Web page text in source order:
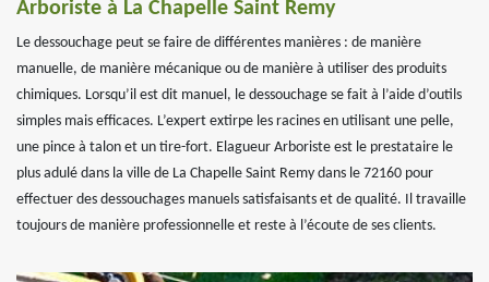
Arboriste à La Chapelle Saint Remy
Le dessouchage peut se faire de différentes manières : de manière
manuelle, de manière mécanique ou de manière à utiliser des produits
chimiques. Lorsqu’il est dit manuel, le dessouchage se fait à l’aide d’outils
simples mais efficaces. L’expert extirpe les racines en utilisant une pelle,
une pince à talon et un tire-fort. Elagueur Arboriste est le prestataire le
plus adulé dans la ville de La Chapelle Saint Remy dans le 72160 pour
effectuer des dessouchages manuels satisfaisants et de qualité. Il travaille
toujours de manière professionnelle et reste à l’écoute de ses clients.